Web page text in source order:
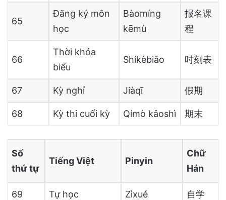
65
Đăng ký môn
học
Bàomíng
kēmù
报名课
程
66
Thời khóa
biểu
Shíkèbiǎo 时刻表
67 Kỳ nghỉ Jiàqī 假期
68 Kỳ thi cuối kỳ Qímò kǎoshì 期末
Số
thứ tự
Tiếng Việt Pinyin
Chữ
Hán
69 Tự học Zìxué 自学